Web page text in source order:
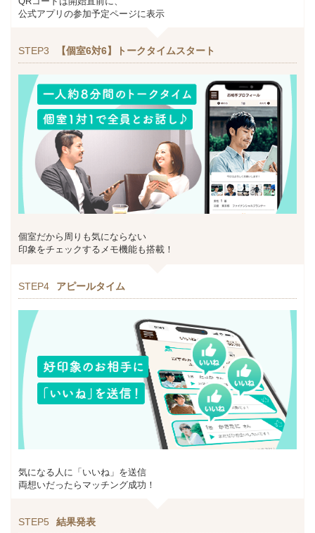
公式アプリの参加予定ページに表示
STEP3 【個室6対6】トークタイムスタート
個室だから周りも気にならない
印象をチェックするメモ機能も搭載！
STEP4 アピールタイム
気になる人に「いいね」を送信
両想いだったらマッチング成功！
STEP5 結果発表